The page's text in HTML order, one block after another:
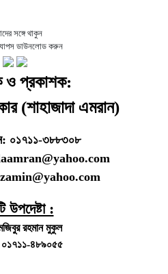
সঙ্গে থাকুন
ডাউনলোড করুন
ও প্রকাশক:
(শাহাজাদা এমরান)
০১৭১১-৩৮৮৩০৮
উপদেষ্টা :
রহমান মুকুল
০১৭১১-৪৮৯০৫৫